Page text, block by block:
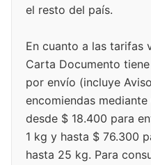
el resto del país.
En cuanto a las tarifas
Carta Documento
por envío (incluye
encomiendas
desde $ 18.400 para
1 kg y hasta $ 76.300
hasta 25 kg. Para